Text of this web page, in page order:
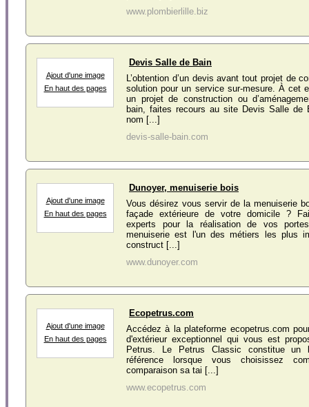
www.plombierlille.biz
Ajout d'une image
En haut des pages
Devis Salle de Bain
L’obtention d’un devis avant tout projet de
solution pour un service sur-mesure. À cet
un projet de construction ou
bain, faites recours au site Devis Salle de
nom [...]
devis-salle-bain.com
Ajout d'une image
En haut des pages
Dunoyer, menuiserie bois
Vous désirez vous servir de la menuiserie
façade extérieure de votre domicile ?
experts pour la réalisation de vos
menuiserie est l'un des métiers les plus
construct [...]
www.dunoyer.com
Ajout d'une image
En haut des pages
Ecopetrus.com
Accédez à la plateforme ecopetrus.com
d'extérieur exceptionnel qui vous est
Petrus. Le Petrus Classic constitue un
référence lorsque vous choisissez
comparaison sa tai [...]
www.ecopetrus.com